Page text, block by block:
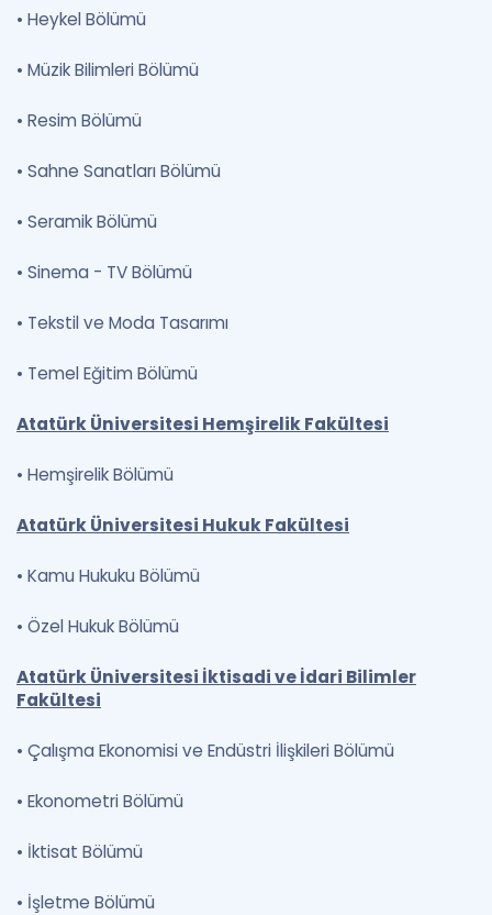
• Heykel Bölümü
• Müzik Bilimleri Bölümü
• Resim Bölümü
• Sahne Sanatları Bölümü
• Seramik Bölümü
• Sinema - TV Bölümü
• Tekstil ve Moda Tasarımı
• Temel Eğitim Bölümü
Atatürk Üniversitesi Hemşirelik Fakültesi
• Hemşirelik Bölümü
Atatürk Üniversitesi Hukuk Fakültesi
• Kamu Hukuku Bölümü
• Özel Hukuk Bölümü
Atatürk Üniversitesi İktisadi ve İdari Bilimler
Fakültesi
• Çalışma Ekonomisi ve Endüstri İlişkileri Bölümü
• Ekonometri Bölümü
• İktisat Bölümü
• İşletme Bölümü